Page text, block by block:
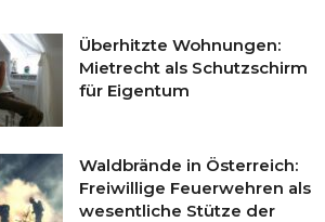
Überhitzte Wohnungen:
Mietrecht als Schutzschirm
für Eigentum
Waldbrände in Österreich:
Freiwillige Feuerwehren als
wesentliche Stütze der